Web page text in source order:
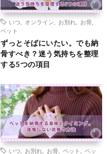
いつ オンライン お別れ お骨
ペット
ずっとそばにいたい。でも納
骨すべき？迷う気持ちを整理
する5つの項目
いつ お別れ お骨 ペット
ペッ